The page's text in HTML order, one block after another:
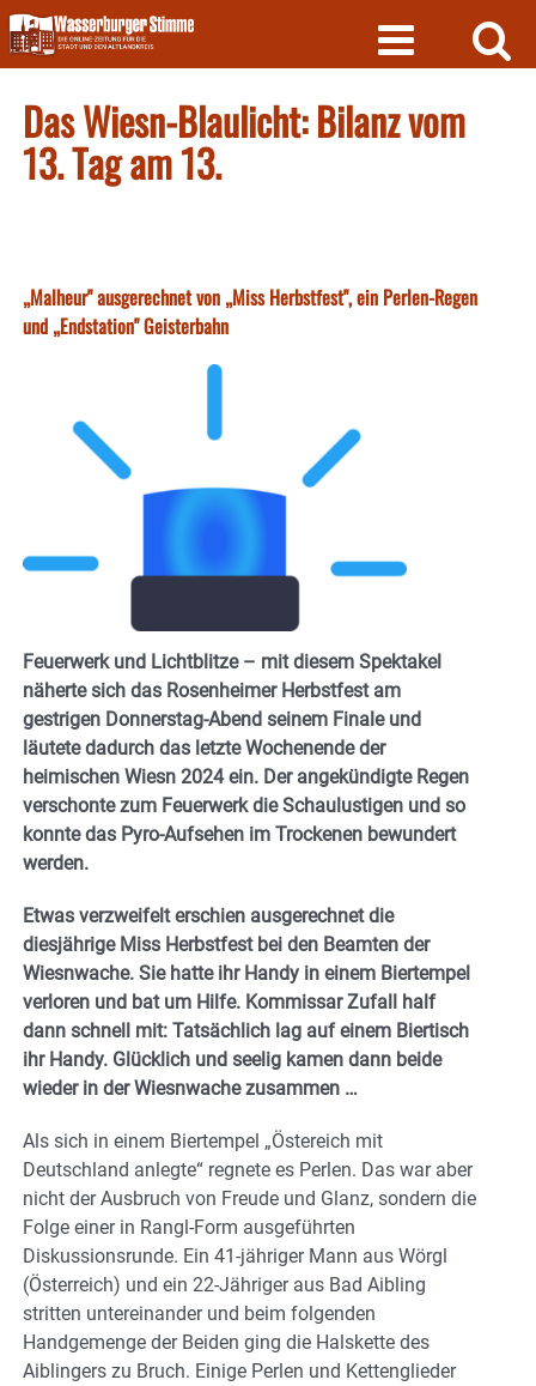
Skip
to
content
Das Wiesn-Blaulicht: Bilanz vom
13. Tag am 13.
„Malheur" ausgerechnet von „Miss Herbstfest", ein Perlen-Regen
und „Endstation" Geisterbahn
Feuerwerk und Lichtblitze – mit diesem Spektakel
näherte sich das Rosenheimer Herbstfest am
gestrigen Donnerstag-Abend seinem Finale und
läutete dadurch das letzte Wochenende der
heimischen Wiesn 2024 ein. Der angekündigte Regen
verschonte zum Feuerwerk die Schaulustigen und so
konnte das Pyro-Aufsehen im Trockenen bewundert
werden.
Etwas verzweifelt erschien ausgerechnet die
diesjährige Miss Herbstfest bei den Beamten der
Wiesnwache. Sie hatte ihr Handy in einem Biertempel
verloren und bat um Hilfe. Kommissar Zufall half
dann schnell mit: Tatsächlich lag auf einem Biertisch
ihr Handy. Glücklich und seelig kamen dann beide
wieder in der Wiesnwache zusammen …
Als sich in einem Biertempel „Östereich mit
Deutschland anlegte“ regnete es Perlen. Das war aber
nicht der Ausbruch von Freude und Glanz, sondern die
Folge einer in Rangl-Form ausgeführten
Diskussionsrunde. Ein 41-jähriger Mann aus Wörgl
(Österreich) und ein 22-Jähriger aus Bad Aibling
stritten untereinander und beim folgenden
Handgemenge der Beiden ging die Halskette des
Aiblingers zu Bruch. Einige Perlen und Kettenglieder